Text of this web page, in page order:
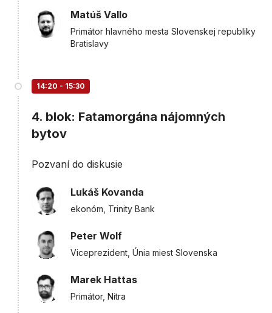
Matúš Vallo
Primátor hlavného mesta Slovenskej republiky
Bratislavy
14:20 - 15:30
4. blok: Fatamorgána nájomných
bytov
Pozvaní do diskusie
Lukáš Kovanda
ekonóm, Trinity Bank
Peter Wolf
Viceprezident, Únia miest Slovenska
Marek Hattas
Primátor, Nitra